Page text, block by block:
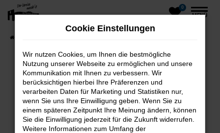
Zum
Hauptinhalt
springen
0
MENÜ
Fehler: Network Error
Beim Laden ist ein Fehler aufgetreten.
Hier sind ein paar Tipps, die dir helfen können:
Cookie Einstellungen
Wir nutzen Cookies, um Ihnen die bestmögliche
Nutzung unserer Webseite zu ermöglichen und unsere
Kommunikation mit Ihnen zu verbessern. Wir
berücksichtigen hierbei Ihre Präferenzen und
verarbeiten Daten für Marketing und Statistiken nur,
wenn Sie uns Ihre Einwilligung geben. Wenn Sie zu
einem späteren Zeitpunkt Ihre Meinung ändern, können
Sie die Einwilligung jederzeit für die Zukunft widerrufen.
Weitere Informationen zum Umfang der